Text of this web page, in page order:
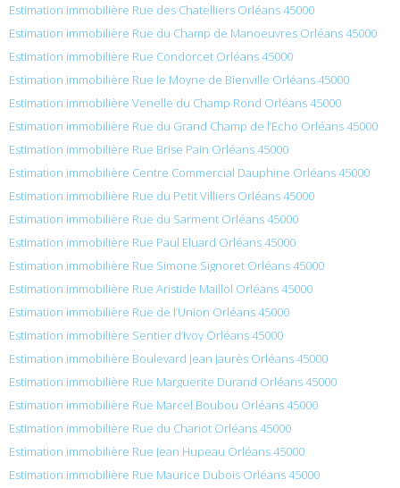
Estimation immobilière Rue des Chatelliers Orléans 45000
Estimation immobilière Rue du Champ de Manoeuvres Orléans 45000
Estimation immobilière Rue Condorcet Orléans 45000
Estimation immobilière Rue le Moyne de Bienville Orléans 45000
Estimation immobilière Venelle du Champ Rond Orléans 45000
Estimation immobilière Rue du Grand Champ de l’Echo Orléans 45000
Estimation immobilière Rue Brise Pain Orléans 45000
Estimation immobilière Centre Commercial Dauphine Orléans 45000
Estimation immobilière Rue du Petit Villiers Orléans 45000
Estimation immobilière Rue du Sarment Orléans 45000
Estimation immobilière Rue Paul Eluard Orléans 45000
Estimation immobilière Rue Simone Signoret Orléans 45000
Estimation immobilière Rue Aristide Maillol Orléans 45000
Estimation immobilière Rue de l’Union Orléans 45000
Estimation immobilière Sentier d’Ivoy Orléans 45000
Estimation immobilière Boulevard Jean Jaurès Orléans 45000
Estimation immobilière Rue Marguerite Durand Orléans 45000
Estimation immobilière Rue Marcel Boubou Orléans 45000
Estimation immobilière Rue du Chariot Orléans 45000
Estimation immobilière Rue Jean Hupeau Orléans 45000
Estimation immobilière Rue Maurice Dubois Orléans 45000